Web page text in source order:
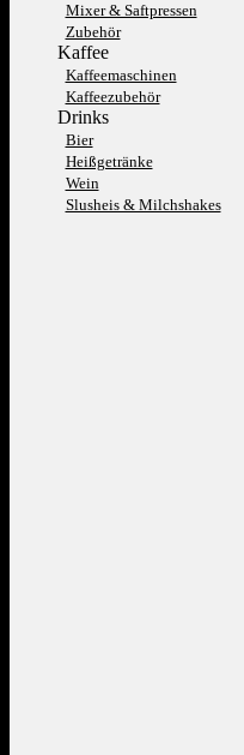
Mixer & Saftpressen
Zubehör
Kaffee
Kaffeemaschinen
Kaffeezubehör
Drinks
Bier
Heißgetränke
Wein
Slusheis & Milchshakes